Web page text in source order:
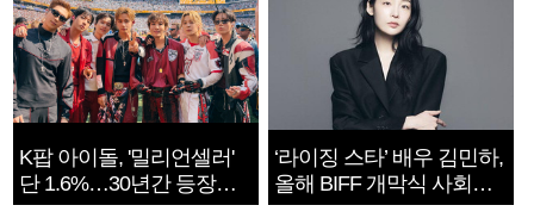
K팝 아이돌, '밀리언셀러'
단 1.6%…30년간 등장
1182개팀 전수조사
‘라이징 스타’ 배우 김민하,
올해 BIFF 개막식 사회자
확정